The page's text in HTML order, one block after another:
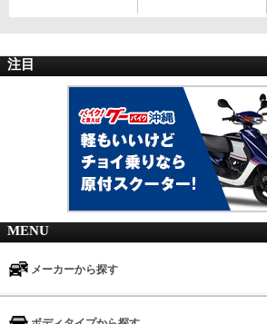
注目
MENU
メーカーから探す